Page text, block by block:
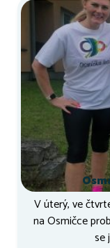
V úterý, ve
na Osmičce
se